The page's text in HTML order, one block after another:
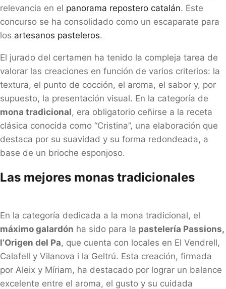
relevancia en el panorama repostero catalán. Este
concurso se ha consolidado como un escaparate para
los artesanos pasteleros.
El jurado del certamen ha tenido la compleja tarea de
valorar las creaciones en función de varios criterios: la
textura, el punto de cocción, el aroma, el sabor y, por
supuesto, la presentación visual. En la categoría de
mona tradicional, era obligatorio ceñirse a la receta
clásica conocida como “Cristina”, una elaboración que
destaca por su suavidad y su forma redondeada, a
base de un brioche esponjoso.
Las mejores monas tradicionales
En la categoría dedicada a la mona tradicional, el
máximo galardón ha sido para la pastelería Passions,
l’Origen del Pa, que cuenta con locales en El Vendrell,
Calafell y Vilanova i la Geltrú. Esta creación, firmada
por Aleix y Míriam, ha destacado por lograr un balance
excelente entre el aroma, el gusto y su cuidada